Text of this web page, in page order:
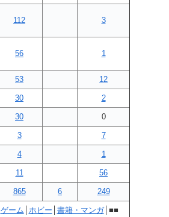
112 3
56 1
53 12
30 2
30 0
3 7
4 1
11 56
865 6 249
ゲーム ホビー 書籍・マンガ│■■